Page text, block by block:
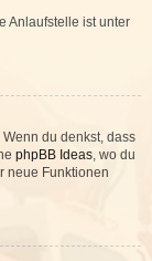
Anlaufstelle ist unter
du denkst, dass
phpBB Ideas, wo du
neue Funktionen